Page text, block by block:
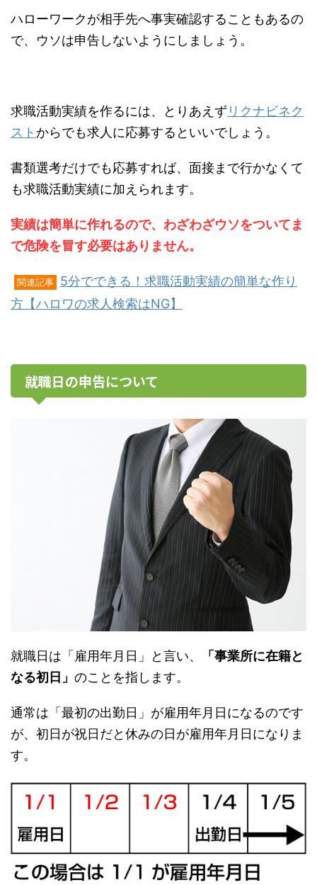
ハローワークが相手先へ事実確認することもあるの
で、ウソは申告しないようにしましょう。
求職活動実績を作るには、とりあえずリクナビネク
ストからでも求人に応募するといいでしょう。
書類選考だけでも応募すれば、面接まで行かなくて
も求職活動実績に加えられます。
実績は簡単に作れるので、わざわざウソをついてま
で危険を冒す必要はありません。
関連記事
5分でできる！求職活動実績の簡単な作り
方【ハロワの求人検索はNG】
就職日の申告について
就職日は「雇用年月日」と言い、
「事業所に在籍と
なる初日」 のことを指します。
通常は「最初の出勤日」が雇用年月日になるのです
が、初日が祝日だと休みの日が雇用年月日になりま
す。